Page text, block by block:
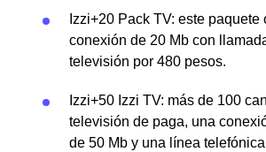
Izzi+20 Pack TV: este paquete
conexión de 20 Mb con
televisión por 480 pesos.
Izzi+50 Izzi TV: más de 100
televisión de paga, una
de 50 Mb y una línea